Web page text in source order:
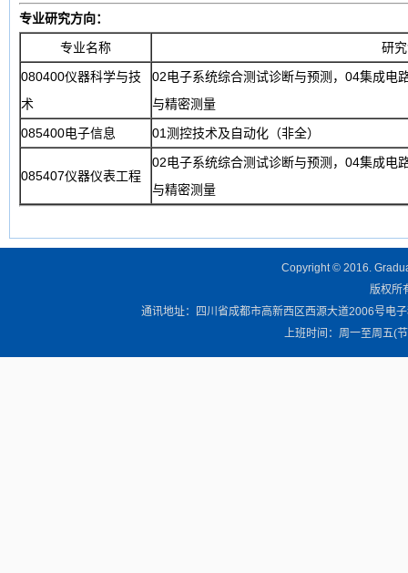
专业研究方向：
专业名称
研
080400仪器科学与技
术
02电子系统综合测试诊断与预测，04集成电
与精密测量
085400电子信息
01测控技术及自动化（非全）
085407仪器仪表工程
02电子系统综合测试诊断与预测，04集成电
与精密测量
Copyright © 2016.
版权所
通讯地址：四川省成都市高新西区西源大道2006号电
上班时间：周一至周五(